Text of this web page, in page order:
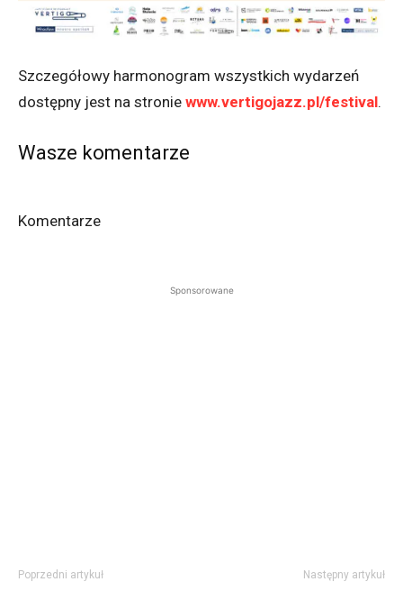
Szczegółowy harmonogram wszystkich wydarzeń
dostępny jest na stronie www.vertigojazz.pl/festival.
Wasze komentarze
Komentarze
Sponsorowane
Poprzedni artykuł Następny artykuł